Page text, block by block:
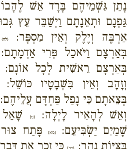
נָתַן גִּשְׁמֵיהֶם בָּרָד אֵשׁ
גַּפְנָם וּתְאֵנָתָם וַיְשַׁבֵּר עֵץ
אַרְבֶּה וְיֶלֶק וְאֵין מִסְפָּר:
{לה}
בְּאַרְצָם וַיֹּאכַל פְּרִי
בְּאַרְצָם רֵאשִׁית לְכָל אוֹנָם:
וְזָהָב וְאֵין בִּשְׁבָטָיו כּוֹשֵׁל:
בְּצֵאתָם כִּי נָפַל פַּחְדָּם
וְאֵשׁ לְהָאִיר לָיְלָה:{מ}
שָׁמַיִם יַשְׂבִּיעֵם:{מא}
פָּתַח צוּר
בַּצִּיּוֹת נָהָר:
{מב}כִּי זָכַר אֶת